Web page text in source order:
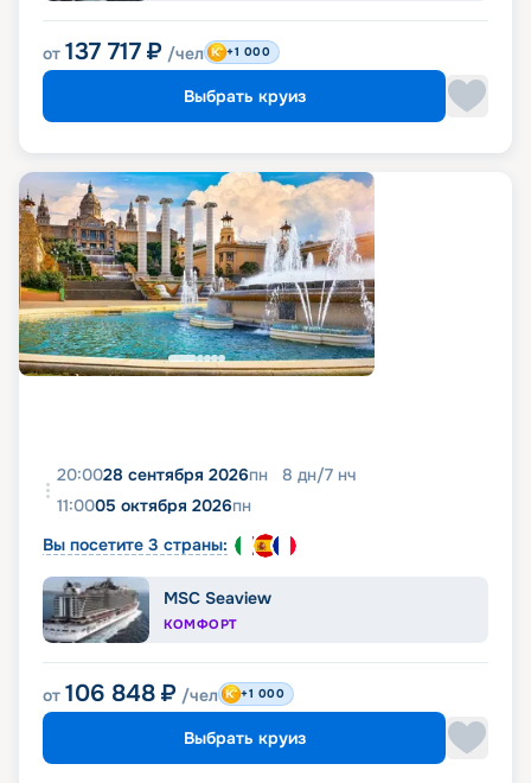
от 137 717 ₽ /чел +1 000
Выбрать круиз
20:0028 сентября 2026пн 8 дн/7 нч
11:0005 октября 2026пн
Вы посетите 3 страны:
MSC Seaview
КОМФОРТ
от 106 848 ₽ /чел +1 000
Выбрать круиз